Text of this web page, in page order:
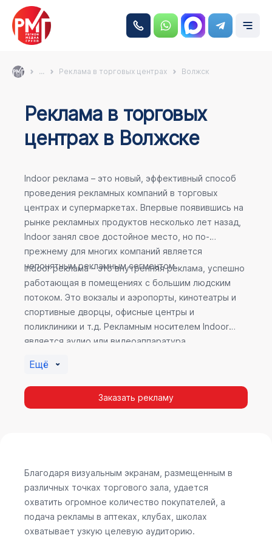
... Реклама в торговых центрах Волжск
Реклама в торговых
центрах в Волжске
Indoor реклама – это новый, эффективный способ
проведения рекламных компаний в торговых
центрах и супермаркетах. Впервые появившись на
рынке рекламных продуктов несколько лет назад,
Indoor занял свое достойное место, но по-
прежнему для многих компаний является
непонятным рекламным сегментом.
Indoor реклама – это внутренняя реклама, успешно
работающая в помещениях с большим людским
потоком. Это вокзалы и аэропорты, кинотеатры и
спортивные дворцы, офисные центры и
поликлиники и т.д. Рекламным носителем Indoor
является аудио или видеоаппаратура,
эффективность приносит такой вид рекламы в
местах продаж, поскольку воздействие на
покупателя в момент выбора товара наиболее
Indoor рекламы.
Ещё
Заказать рекламу
Благодаря визуальным экранам, размещенным в
различных точках торгового зала, удается
охватить огромное количество покупателей, а
подача рекламы в аптеках, клубах, школах
охватывает узкую целевую аудиторию.